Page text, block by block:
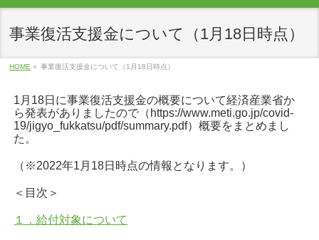
事業復活支援金について（1月18日時点）
HOME » 事業復活支援金について（1月18日時点）
1月18日に事業復活支援金の概要について経済産業省か
ら発表がありましたので（https://www.meti.go.jp/covid-
19/jigyo_fukkatsu/pdf/summary.pdf）概要をまとめまし
た。
（※2022年1月18日時点の情報となります。）
＜目次＞
１．給付対象について